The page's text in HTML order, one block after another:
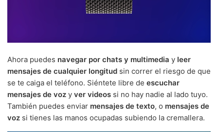
Ahora puedes navegar por chats y multimedia y leer
mensajes de cualquier longitud sin correr el riesgo de que
se te caiga el teléfono. Siéntete libre de escuchar
mensajes de voz y ver videos si no hay nadie al lado tuyo.
También puedes enviar mensajes de texto, o mensajes de
voz si tienes las manos ocupadas subiendo la cremallera.